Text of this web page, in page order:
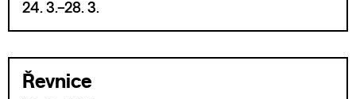
24. 3.–28. 3.
Řevnice